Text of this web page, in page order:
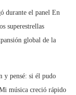
durante el panel En
superestrellas
global de la
y pensé: si él pudo
música creció rápido